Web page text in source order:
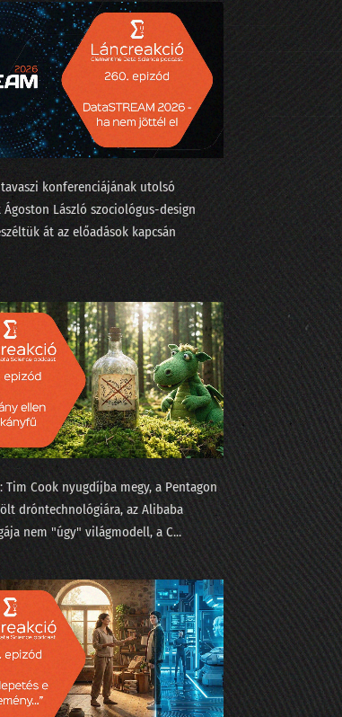
konferenciájának utolsó
László⁠ szociológus-design
át az előadások kapcsán
⁠Tim Cook nyugdíjba megy⁠, a Pentagon
dróntechnológiára⁠⁠, az Alibaba
nem "úgy" világmodell, a C...